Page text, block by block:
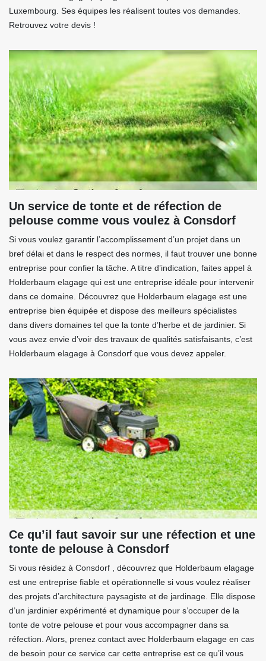
Luxembourg. Ses équipes les réalisent toutes vos demandes.
Retrouvez votre devis !
Un service de tonte et de réfection de
pelouse comme vous voulez à Consdorf
Si vous voulez garantir l’accomplissement d’un projet dans un
bref délai et dans le respect des normes, il faut trouver une bonne
entreprise pour confier la tâche. A titre d’indication, faites appel à
Holderbaum elagage qui est une entreprise idéale pour intervenir
dans ce domaine. Découvrez que Holderbaum elagage est une
entreprise bien équipée et dispose des meilleurs spécialistes
dans divers domaines tel que la tonte d’herbe et de jardinier. Si
vous avez envie d’voir des travaux de qualités satisfaisants, c’est
Holderbaum elagage à Consdorf que vous devez appeler.
Ce qu’il faut savoir sur une réfection et une
tonte de pelouse à Consdorf
Si vous résidez à Consdorf , découvrez que Holderbaum elagage
est une entreprise fiable et opérationnelle si vous voulez réaliser
des projets d’architecture paysagiste et de jardinage. Elle dispose
d’un jardinier expérimenté et dynamique pour s’occuper de la
tonte de votre pelouse et pour vous accompagner dans sa
réfection. Alors, prenez contact avec Holderbaum elagage en cas
de besoin pour ce service car cette entreprise est ce qu’il vous